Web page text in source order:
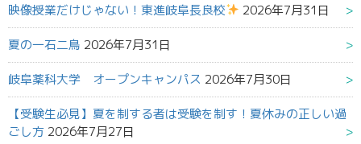
映像授業だけじゃない！東進岐阜長良校 2026年7月31日
夏の一石二鳥 2026年7月31日
岐阜薬科大学 オープンキャンパス 2026年7月30日
【受験生必見】夏を制する者は受験を制す！夏休みの正しい過
ごし方 2026年7月27日